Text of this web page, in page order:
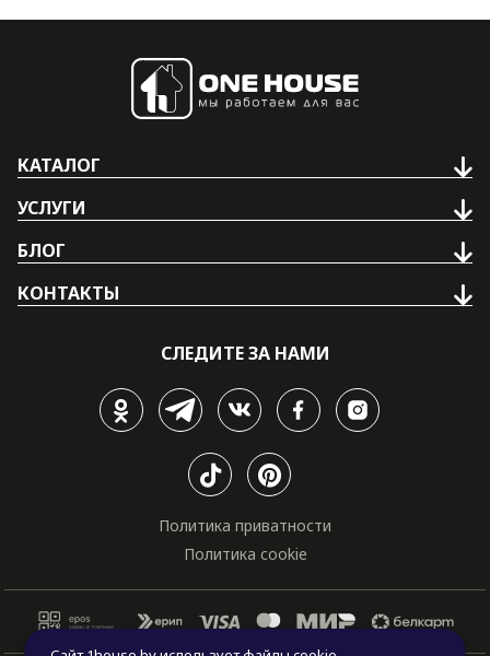
КАТАЛОГ
УСЛУГИ
БЛОГ
КОНТАКТЫ
СЛЕДИТЕ ЗА НАМИ
Политика приватности
Политика cookie